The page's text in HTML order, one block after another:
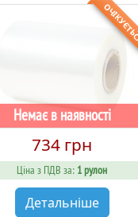
Немає в наявності
734 грн
Ціна з ПДВ за: 1 рулон
Детальніше